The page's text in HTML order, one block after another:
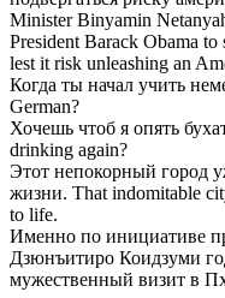
Minister Binyamin
President Barack Obama to
lest it risk unleashing an
Когда ты начал учить
German?
Хочешь чтоб я опять
drinking again?
Этот непокорный город
жизни. That indomitable
to life.
Именно по инициативе
Дзюнъитиро Коидзуми
мужественный визит в